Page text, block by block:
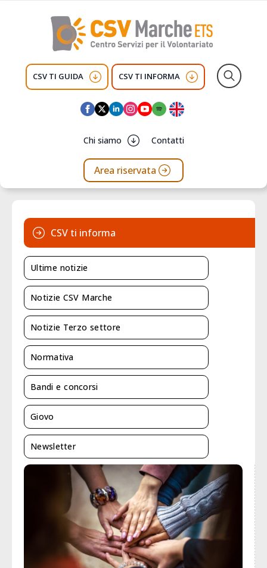
CSV TI GUIDA CSV TI INFORMA
Chi siamo Contatti
Area riservata
CSV ti informa
Ultime notizie
Notizie CSV Marche
Notizie Terzo settore
Normativa
Bandi e concorsi
Giovo
Newsletter